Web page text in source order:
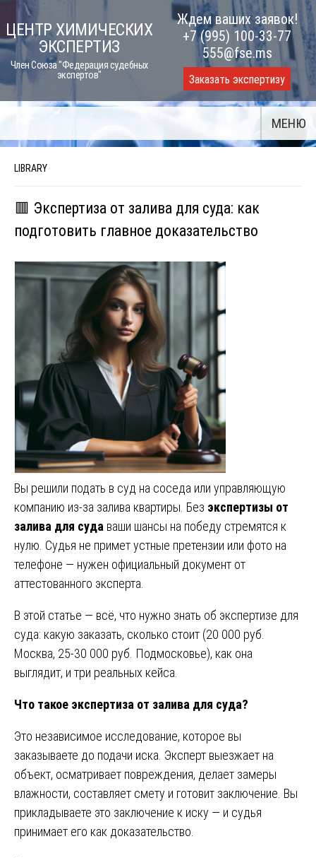
Skip
to
content
ЦЕНТР ХИМИЧЕСКИХ
ЭКСПЕРТИЗ
Член Союза "Федерация судебных
экспертов"
Ждем ваших заявок!
+7 (995) 100-33-77
555@fse.ms
Заказать экспертизу
МЕНЮ
LIBRARY
🟥 Экспертиза от залива для суда: как
подготовить главное доказательство
Вы решили подать в суд на соседа или управляющую
компанию из-за залива квартиры. Без экспертизы от
залива для суда ваши шансы на победу стремятся к
нулю. Судья не примет устные претензии или фото на
телефоне — нужен официальный документ от
аттестованного эксперта.
В этой статье — всё, что нужно знать об экспертизе для
суда: какую заказать, сколько стоит (20 000 руб.
Москва, 25-30 000 руб. Подмосковье), как она
выглядит, и три реальных кейса.
Что такое экспертиза от залива для суда?
Это независимое исследование, которое вы
заказываете до подачи иска. Эксперт выезжает на
объект, осматривает повреждения, делает замеры
влажности, составляет смету и готовит заключение. Вы
прикладываете это заключение к иску — и судья
принимает его как доказательство.